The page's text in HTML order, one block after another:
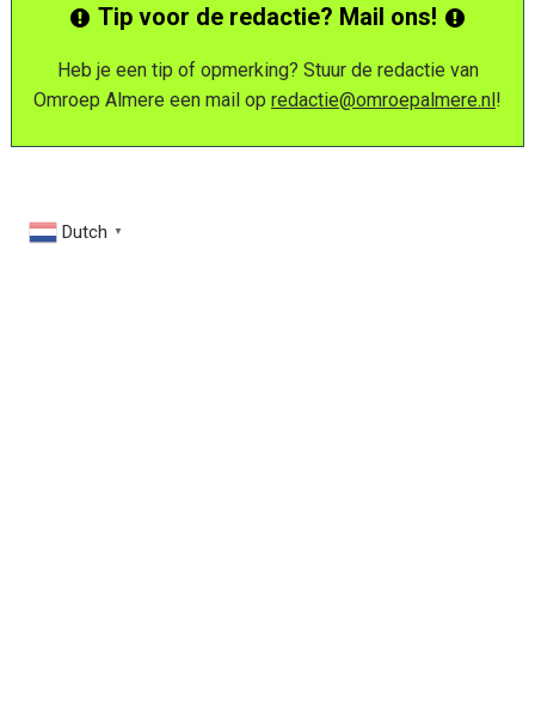
Tip voor de redactie? Mail ons!
Heb je een tip of opmerking? Stuur de redactie van
Omroep Almere een mail op redactie@omroepalmere.nl!
Dutch ▼